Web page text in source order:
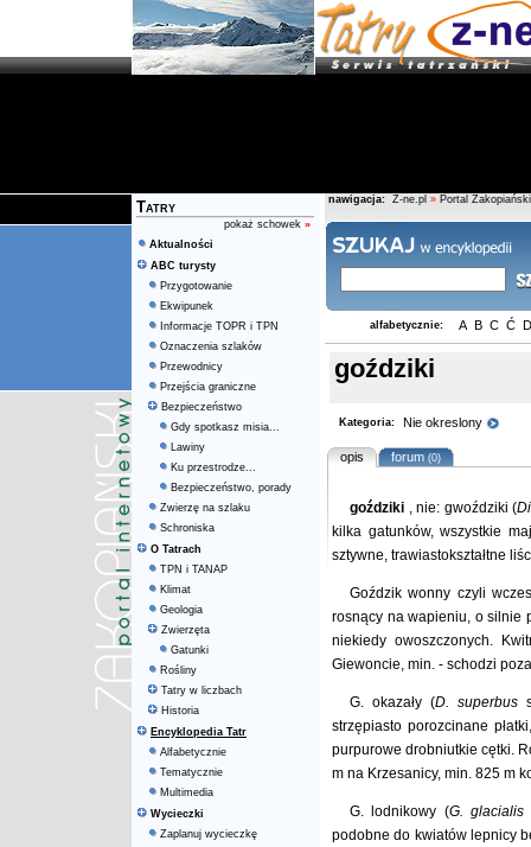
Tatry
pokaż schowek »
Aktualności
ABC turysty
Przygotowanie
Ekwipunek
Informacje TOPR i TPN
Oznaczenia szlaków
Przewodnicy
Przejścia graniczne
Bezpieczeństwo
Gdy spotkasz misia...
Lawiny
Ku przestrodze...
Bezpieczeństwo, porady
Zwierzę na szlaku
Schroniska
O Tatrach
TPN i TANAP
Klimat
Geologia
Zwierzęta
Gatunki
Rośliny
Tatry w liczbach
Historia
Encyklopedia Tatr
Alfabetycznie
Tematycznie
Multimedia
Wycieczki
Zaplanuj wycieczkę
nawigacja: Z-ne.pl » Portal Zakopiański
alfabetycznie: A B C Ć D
goździki
Kategoria: Nie okreslony
opis forum(0)
goździki , nie: gwoździki (
kilka gatunków, wszystkie
sztywne, trawiastokształtne
Goździk wonny czyli
rosnący na wapieniu, o silnie
niekiedy owoszczonych.
Giewoncie, min. - schodzi
G. okazały (D. superbus
strzępiasto porozcinane
purpurowe drobniutkie cętki.
m na Krzesanicy, min. 825 m
G. lodnikowy (G. glacialis
podobne do kwiatów lepnicy